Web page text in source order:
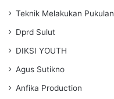
Teknik Melakukan Pukulan
Dprd Sulut
DIKSI YOUTH
Agus Sutikno
Anfika Production